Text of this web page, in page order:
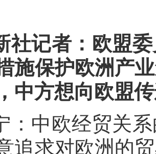
社记者：欧盟
施保护欧洲产
中方想向欧盟
：中欧经贸关
追求对欧洲的